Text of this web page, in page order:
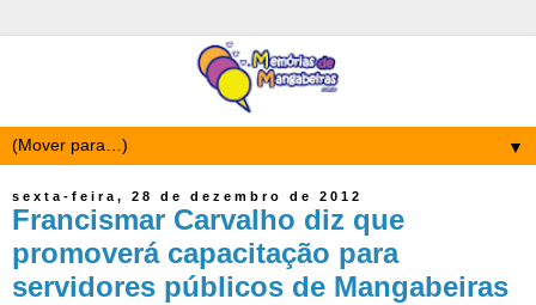
▼
sexta-feira, 28 de dezembro de 2012
Francismar Carvalho diz que
promoverá capacitação para
servidores públicos de Mangabeiras